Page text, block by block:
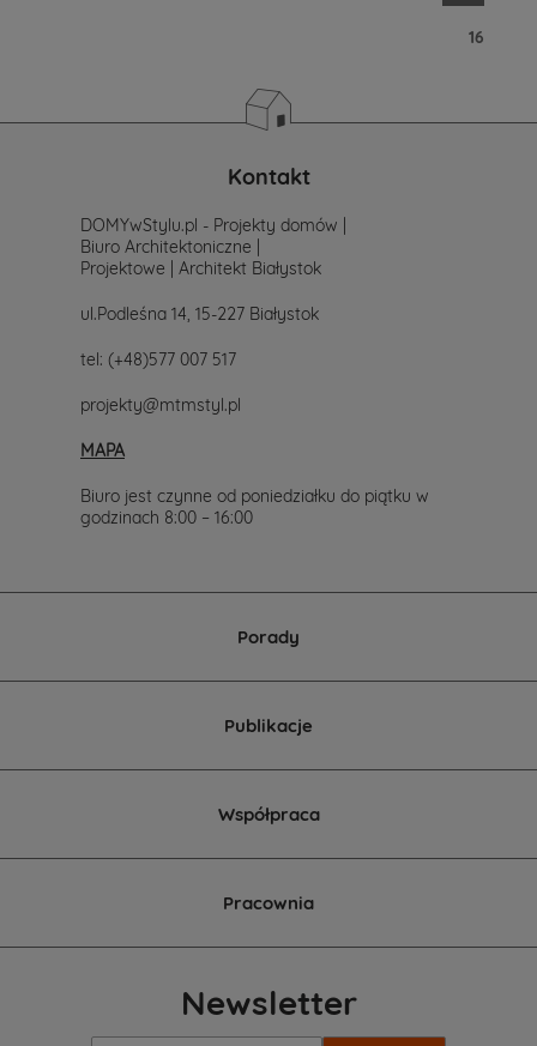
16
Kontakt
DOMYwStylu.pl - Projekty domów |
Biuro Architektoniczne |
Projektowe | Architekt Białystok
ul.Podleśna 14, 15-227 Białystok
tel: (+48)577 007 517
projekty@mtmstyl.pl
MAPA
Biuro jest czynne od poniedziałku do piątku w
godzinach 8:00 – 16:00
Porady
Publikacje
Współpraca
Pracownia
Newsletter